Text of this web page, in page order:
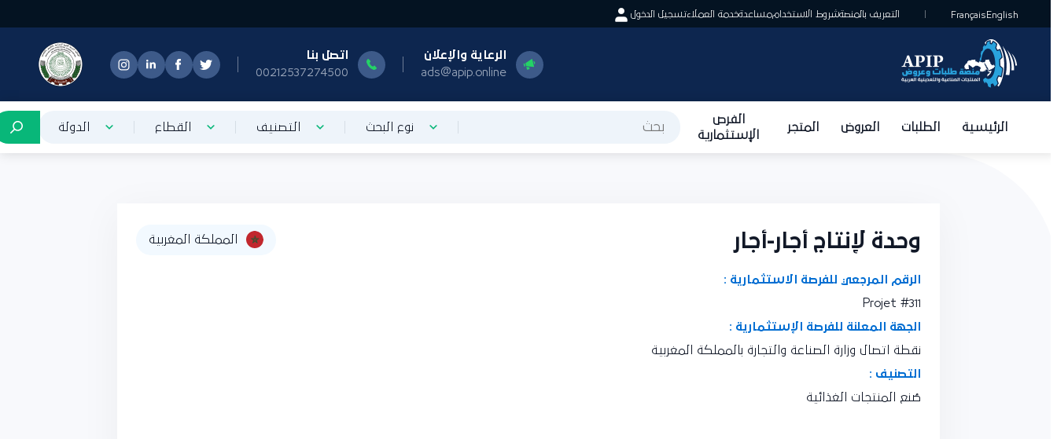
English
Français التعريف بالمنصةشروط الاستخداممساعدةخدمة العملاءتسجيل الدخول
الرعاية والإعلان
ads@apip.online
اتصل بنا
00212537274500
الرئيسية الطلبات العروض المتجر
الفرص
الإستثمارية
نوع البحث التصنيف القطاع الدولة
وحدة لإنتاج أجار-أجار المملكة المغربية
الرقم المرجعي للفرصة الاستثمارية :
Projet #311
الجهة المعلنة للفرصة الإستثمارية :
نقطة اتصال وزارة الصناعة والتجارة بالمملكة المغربية
التصنيف :
صُنع المنتجات الغذائية